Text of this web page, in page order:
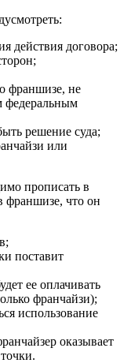
действия договора;
франшизе, не
федеральным
решение суда;
или
прописать в
франшизе, что он
поставит
ее оплачивать
франчайзи);
использование
оказывает